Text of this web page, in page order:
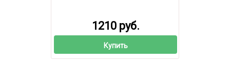
1210 руб.
Купить